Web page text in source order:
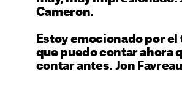
Cameron.
Estoy emocionado por
que puedo contar ahora
contar antes. Jon Favreau